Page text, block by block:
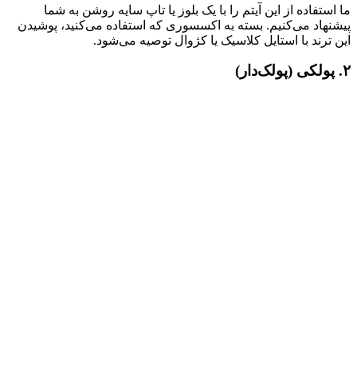
ما استفاده از این آیتم را با یک بلوز یا تاپ سایه روشن به شما
پیشنهاد می‌کنیم. بسته به اکسسوری که استفاده می‌کنید، پوشیدن
این ترند با استایل کلاسیک یا کژوال توصیه می‌شود.
۲. پولکی (پولک‌دار)